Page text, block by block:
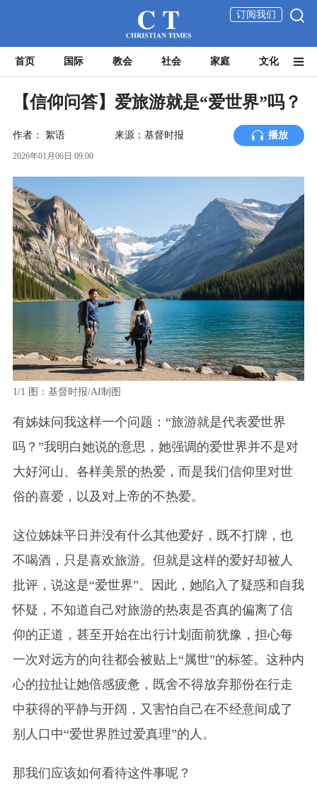
订阅我们
首页 国际 教会 社会 家庭 文化
【信仰问答】爱旅游就是“爱世界”吗？
作者： 絮语 来源：基督时报 播放
2026年01月06日 09:00
1/1 图：基督时报/AI制图
有姊妹问我这样一个问题：“旅游就是代表爱世界
吗？”我明白她说的意思，她强调的爱世界并不是对
大好河山、各样美景的热爱，而是我们信仰里对世
俗的喜爱，以及对上帝的不热爱。
这位姊妹平日并没有什么其他爱好，既不打牌，也
不喝酒，只是喜欢旅游。但就是这样的爱好却被人
批评，说这是“爱世界”。因此，她陷入了疑惑和自我
怀疑，不知道自己对旅游的热衷是否真的偏离了信
仰的正道，甚至开始在出行计划面前犹豫，担心每
一次对远方的向往都会被贴上“属世”的标签。这种内
心的拉扯让她倍感疲惫，既舍不得放弃那份在行走
中获得的平静与开阔，又害怕自己在不经意间成了
别人口中“爱世界胜过爱真理”的人。
那我们应该如何看待这件事呢？